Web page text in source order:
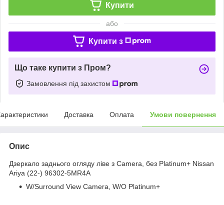
Купити
або
Купити з
Що таке купити з Пром?
Замовлення під захистом
Доставка Оплата Умови повернення
Опис
Дзеркало заднього огляду ліве з Camera, без Platinum+ Nissan
Ariya (22-) 96302-5MR4A
W/Surround View Camera, W/O Platinum+